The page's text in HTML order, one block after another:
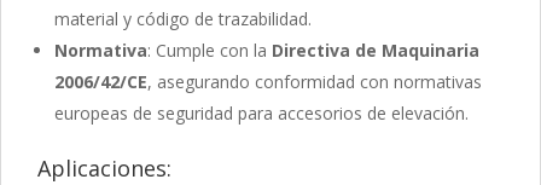
material y código de trazabilidad.
Normativa: Cumple con la Directiva de Maquinaria
2006/42/CE, asegurando conformidad con normativas
europeas de seguridad para accesorios de elevación.
Aplicaciones: